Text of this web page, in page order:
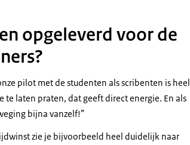
opgeleverd voor de
pilot met de studenten als scribenten is heel
laten praten, dat geeft direct energie. En als
bijna vanzelf!
zie je bijvoorbeeld heel duidelijk naar